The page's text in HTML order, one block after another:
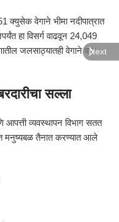
क्युसेक वेगाने भीमा नदीपात्रात
हा विसर्ग वाढवून 24,049
जलसाठ्यातही वेगाने वाढ
सल्ला
आपत्ती व्यवस्थापन विभाग सतत
मनुष्यबळ तैनात करण्यात आले
Next